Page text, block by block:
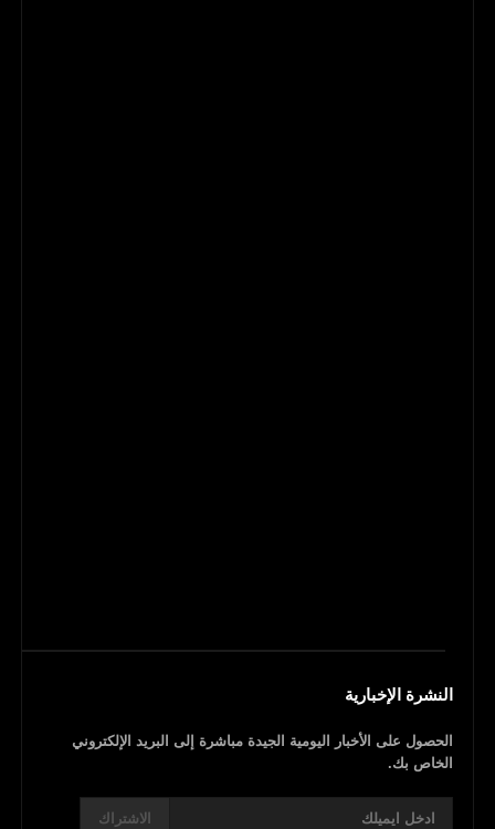
النشرة الإخبارية
الحصول على الأخبار اليومية الجيدة مباشرة إلى البريد الإلكتروني
الخاص بك.
الاشتراك